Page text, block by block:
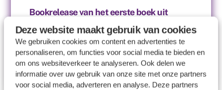
Deze website maakt gebruik van cookies
We gebruiken cookies om content en advertenties te
personaliseren, om functies voor social media te bieden en
om ons websiteverkeer te analyseren. Ook delen we
informatie over uw gebruik van onze site met onze partners
voor social media, adverteren en analyse. Deze partners
Bookrelease van het eerste boek uit
de reeks Vitalogie
26 november 2019 Vitalogie
1 2